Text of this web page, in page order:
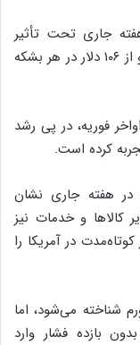
جاری تحت تأثیر
تحولات ژئوپلیتیکی ۵.۶ درصد افزایش یافت و از ۱۰۶ دلار در هر بشکه
فوریه، در پی رشد
در هفته جاری نشان
کالاها و خدمات نیز
در آمریکا را
شناخته می‌شود، اما
بازده فشار وارد